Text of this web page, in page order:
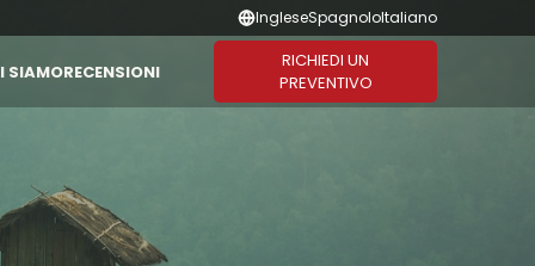
IngleseSpagnoloItaliano
CAMBOGIA
Vietnam - Cambogia
SIAMORECENSIONI
RICHIEDI UN
PREVENTIVO